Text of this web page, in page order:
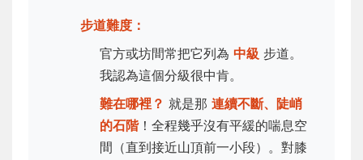
步道難度：
官方或坊間常把它列為 中級 步道。
我認為這個分級很中肯。
難在哪裡？ 就是那 連續不斷、陡峭
的石階！全程幾乎沒有平緩的喘息空
間（直到接近山頂前一小段）。對膝